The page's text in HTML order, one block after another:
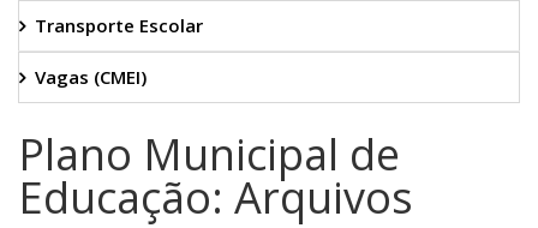
Transporte Escolar
Vagas (CMEI)
Plano Municipal de
Educação: Arquivos